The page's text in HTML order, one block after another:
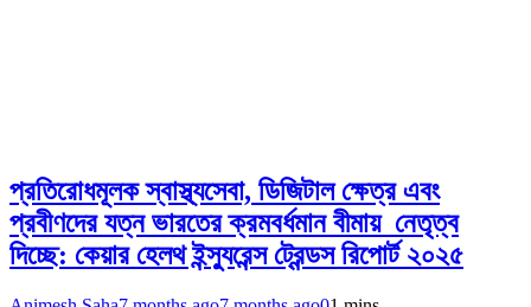
প্রতিরোধমূলক স্বাস্থ্যসেবা, ডিজিটাল ক্ষেত্র এবং
প্রবীণদের যত্ন ভারতের ক্রমবর্ধমান বীমায় নেতৃত্ব
দিচ্ছে: কেয়ার হেলথ ইন্স্যুরেন্স ট্রেন্ডস রিপোর্ট ২০২৫